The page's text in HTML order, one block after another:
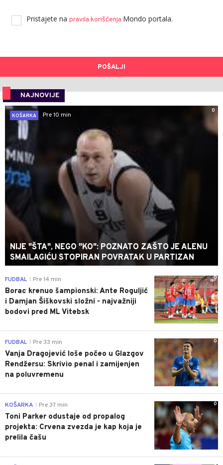
Pristajete na pravila korišćenja Mondo portala.
POŠALJI
NAJNOVIJE
0
KOŠARKA
Pre 10 min
NIJE "ŠTA", NEGO "KO": POZNATO ZAŠTO JE ALENU
SMAILAGIĆU STOPIRAN POVRATAK U PARTIZAN
0
FUDBAL Pre 14 min
Borac krenuo šampionski: Ante Roguljić
i Damjan Šiškovski složni - najvažniji
bodovi pred ML Vitebsk
0
FUDBAL Pre 33 min
Vanja Dragojević loše počeo u Glazgov
Rendžersu: Skrivio penal i zamijenjen
na poluvremenu
0
KOŠARKA Pre 37 min
Toni Parker odustaje od propalog
projekta: Crvena zvezda je kap koja je
prelila čašu